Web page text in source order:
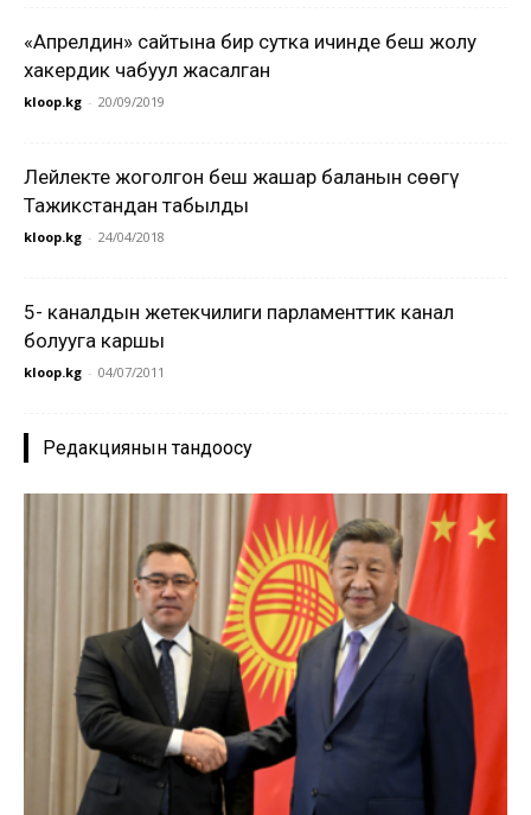
«Апрелдин» сайтына бир сутка ичинде беш жолу
хакердик чабуул жасалган
kloop.kg - 20/09/2019
Лейлекте жоголгон беш жашар баланын сөөгү
Тажикстандан табылды
kloop.kg - 24/04/2018
5- каналдын жетекчилиги парламенттик канал
болууга каршы
kloop.kg - 04/07/2011
Редакциянын тандоосу